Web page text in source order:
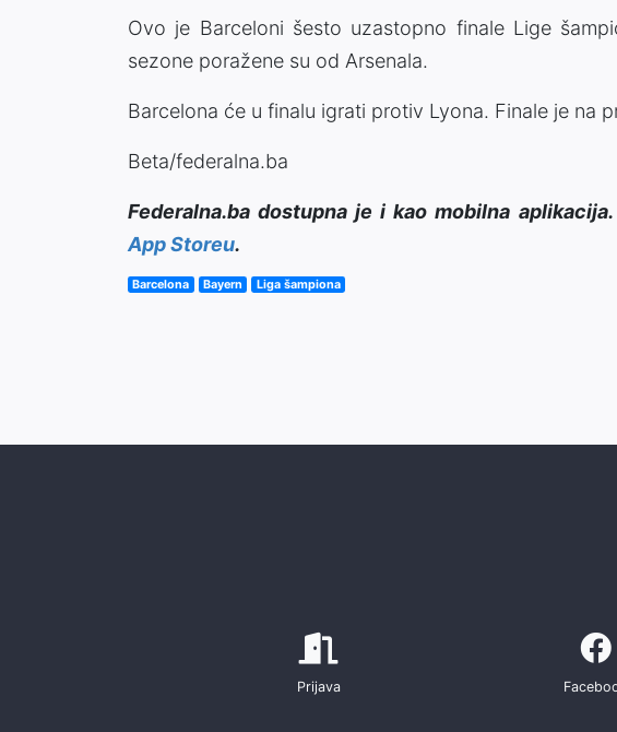
Ovo je Barceloni šesto uzastopno finale Lige
sezone poražene su od Arsenala.
Barcelona će u finalu igrati protiv Lyona. Finale je na
Beta/federalna.ba
Federalna.ba dostupna je i kao mobilna
App Storeu.
Barcelona Bayern Liga šampiona
Prijava